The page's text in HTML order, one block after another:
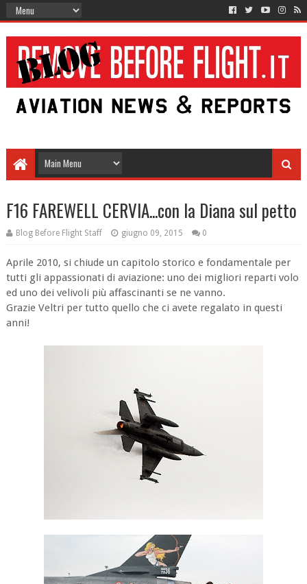
F16 FAREWELL CERVIA...con la Diana sul petto
Blog Before Flight Staff giugno 09, 2015 0
Aprile 2010, si chiude un capitolo storico e fondamentale per
tutti gli appassionati di aviazione: uno dei migliori reparti volo
ed uno dei velivoli più affascinanti se ne vanno.
Grazie Veltri per tutto quello che ci avete regalato in questi
anni!